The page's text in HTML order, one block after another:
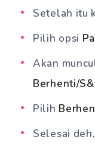
Setelah itu
Pilih opsi
Akan
Berhenti/
Pilih
Selesai